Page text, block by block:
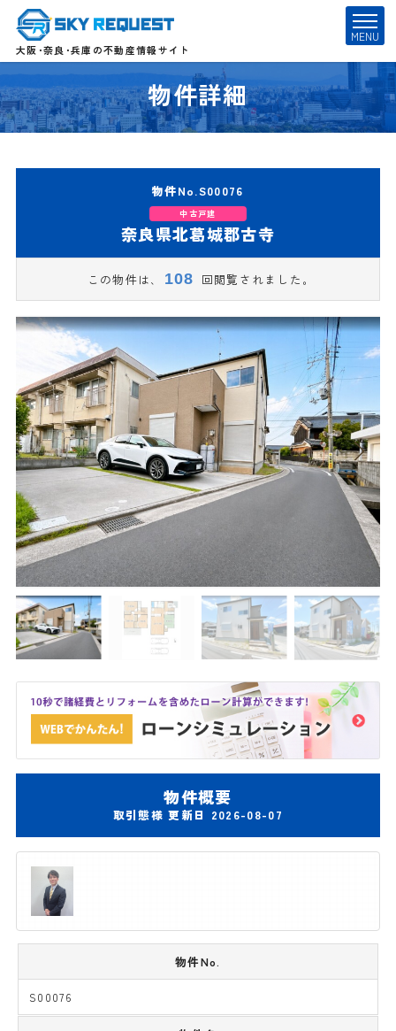
大阪･奈良･兵庫の不動産情報サイト
t
o
g
l
e
a
a
o
n
MENU
物件詳細
物件No.S00076
中古戸建
奈良県北葛城郡古寺
この物件は､ 108 回閲覧されました｡
物件概要
取引態様 更新日 2026-08-07
物件No.
S00076